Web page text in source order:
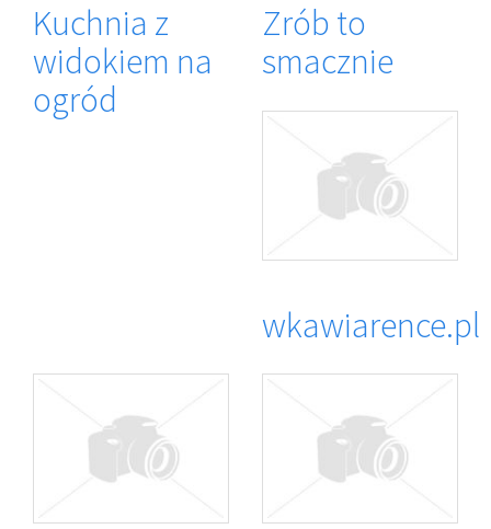
Kuchnia z
widokiem na
ogród
Zrób to
smacznie
wkawiarence.pl